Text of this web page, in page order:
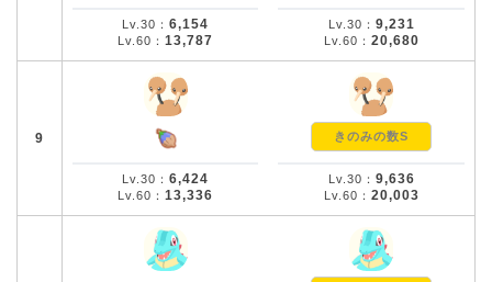
Lv.30： 6,154
Lv.60： 13,787
Lv.30： 9,231
Lv.60： 20,680
9
Lv.30： 6,424
Lv.60： 13,336
きのみの数S
Lv.30： 9,636
Lv.60： 20,003